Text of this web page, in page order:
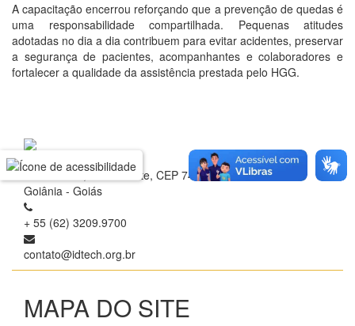
A capacitação encerrou reforçando que a prevenção de quedas é
uma responsabilidade compartilhada. Pequenas atitudes
adotadas no dia a dia contribuem para evitar acidentes, preservar
a segurança de pacientes, acompanhantes e colaboradores e
fortalecer a qualidade da assistência prestada pelo HGG.
Rua 1 nº 60, Setor Oeste, CEP 74.115-040
Goiânia - Goiás
+ 55 (62) 3209.9700
contato@idtech.org.br
MAPA DO SITE